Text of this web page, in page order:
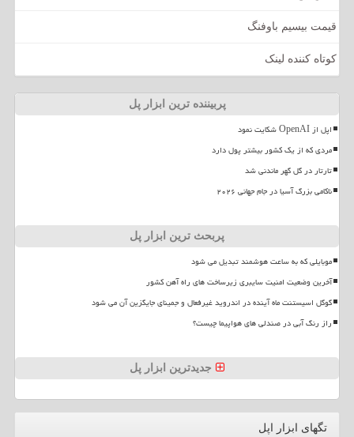
قیمت بیسیم باوفنگ
کوتاه کننده لینک
پربیننده ترین ابزار پل
اپل از OpenAI شکایت نمود
مردی که از یک کشور بیشتر پول دارد
تارتار در گل گهر ماندنی شد
ناکامی بزرگ آسیا در جام جهانی ۲۰۲۶
پربحث ترین ابزار پل
موبایلی که به ساعت هوشمند تبدیل می شود
آخرین وضعیت امنیت سایبری زیرساخت های راه آهن کشور
گوگل اسیستنت ماه آینده در اندروید غیرفعال و جمینای جایگزین آن می شود
راز رنگ آبی در صندلی های هواپیما چیست؟
جدیدترین ابزار پل
تگهای ابزار اپل